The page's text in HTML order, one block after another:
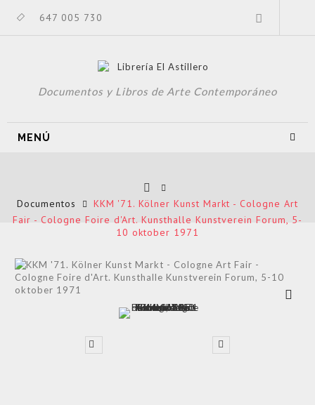
647 005 730
Documentos y Libros de Arte Contemporáneo
MENÚ
Documentos
KKM '71. Kölner Kunst Markt - Cologne Art
Fair - Cologne Foire d'Art. Kunsthalle Kunstverein Forum, 5-
10 oktober 1971